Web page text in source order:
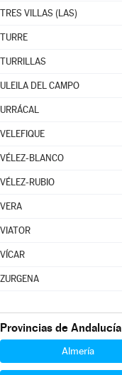
TRES VILLAS (LAS)
TURRE
TURRILLAS
ULEILA DEL CAMPO
URRÁCAL
VELEFIQUE
VÉLEZ-BLANCO
VÉLEZ-RUBIO
VERA
VIATOR
VÍCAR
ZURGENA
Provincias de Andalucía
Almería